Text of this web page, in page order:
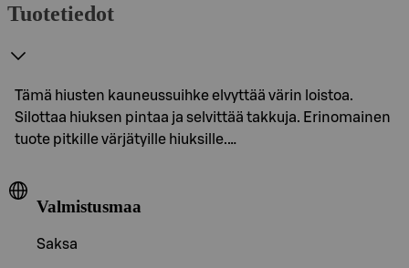
Tuotetiedot
Tämä hiusten kauneussuihke elvyttää värin loistoa.
Silottaa hiuksen pintaa ja selvittää takkuja. Erinomainen
tuote pitkille värjätyille hiuksille.…
Valmistusmaa
Saksa